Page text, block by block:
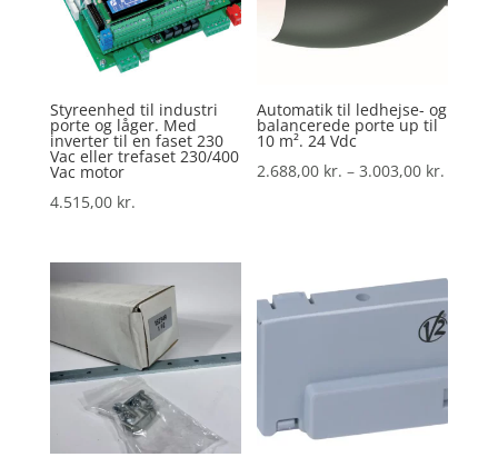
Styreenhed til industri
porte og låger. Med
inverter til en faset 230
Vac eller trefaset 230/400
Vac motor
4.515,00 kr.
Automatik til ledhejse- og
balancerede porte up til
10 m². 24 Vdc
2.688,00 kr. – 3.003,00 kr.